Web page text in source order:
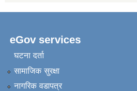
eGov services
घटना दर्ता
सामाजिक सुरक्षा
नागरिक वडापत्र